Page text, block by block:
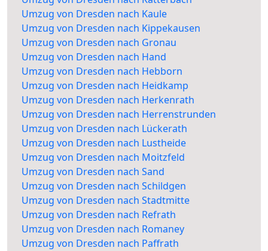
Umzug von Dresden nach Kaule
Umzug von Dresden nach Kippekausen
Umzug von Dresden nach Gronau
Umzug von Dresden nach Hand
Umzug von Dresden nach Hebborn
Umzug von Dresden nach Heidkamp
Umzug von Dresden nach Herkenrath
Umzug von Dresden nach Herrenstrunden
Umzug von Dresden nach Lückerath
Umzug von Dresden nach Lustheide
Umzug von Dresden nach Moitzfeld
Umzug von Dresden nach Sand
Umzug von Dresden nach Schildgen
Umzug von Dresden nach Stadtmitte
Umzug von Dresden nach Refrath
Umzug von Dresden nach Romaney
Umzug von Dresden nach Paffrath